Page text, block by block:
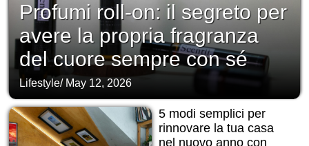
Profumi roll-on: il segreto per
avere la propria fragranza
del cuore sempre con sé
Lifestyle/ May 12, 2026
5 modi semplici per
rinnovare la tua casa
nel nuovo anno con